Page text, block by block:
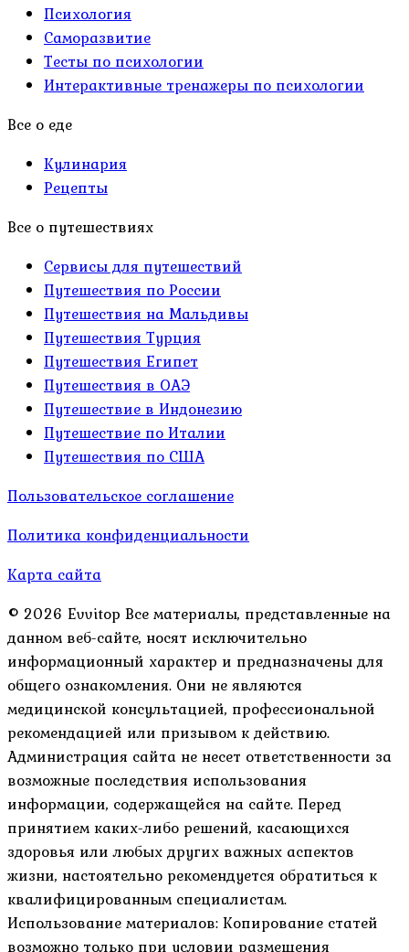
Психология
Саморазвитие
Тесты по психологии
Интерактивные тренажеры по психологии
Все о еде
Кулинария
Рецепты
Все о путешествиях
Сервисы для путешествий
Путешествия по России
Путешествия на Мальдивы
Путешествия Турция
Путешествия Египет
Путешествия в ОАЭ
Путешествие в Индонезию
Путешествие по Италии
Путешествия по США
Пользовательское соглашение
Политика конфиденциальности
Карта сайта
© 2026 Evvitop Все материалы, представленные на
данном веб-сайте, носят исключительно
информационный характер и предназначены для
общего ознакомления. Они не являются
медицинской консультацией, профессиональной
рекомендацией или призывом к действию.
Администрация сайта не несет ответственности за
возможные последствия использования
информации, содержащейся на сайте. Перед
принятием каких-либо решений, касающихся
здоровья или любых других важных аспектов
жизни, настоятельно рекомендуется обратиться к
квалифицированным специалистам.
Использование материалов: Копирование статей
возможно только при условии размещения